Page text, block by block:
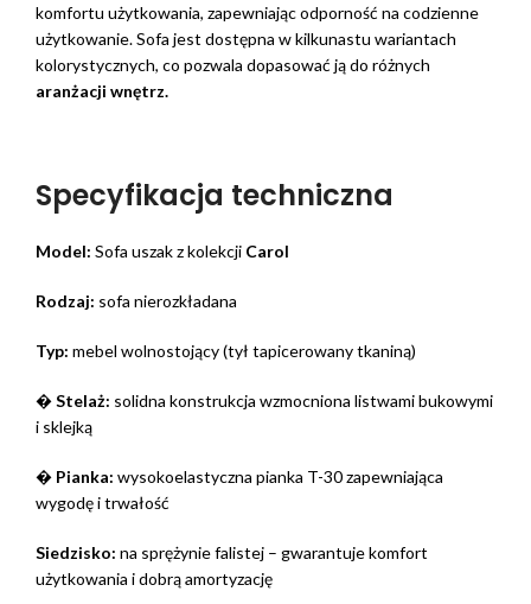
komfortu użytkowania, zapewniając odporność na codzienne
użytkowanie. Sofa jest dostępna w kilkunastu wariantach
kolorystycznych, co pozwala dopasować ją do różnych
aranżacji wnętrz.
Specyfikacja techniczna
Model: Sofa uszak z kolekcji Carol
Rodzaj: sofa nierozkładana
Typ: mebel wolnostojący (tył tapicerowany tkaniną)
�Stelaż: solidna konstrukcja wzmocniona listwami bukowymi
i sklejką
� Pianka: wysokoelastyczna pianka T-30 zapewniająca
wygodę i trwałość
Siedzisko: na sprężynie falistej – gwarantuje komfort
użytkowania i dobrą amortyzację